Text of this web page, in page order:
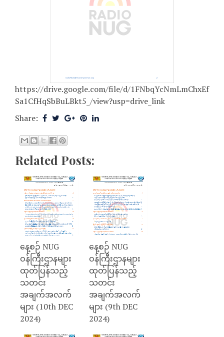
https://drive.google.com/file/d/1FNbqYcNmLmChxEf
Sa1CfHqSbBuLBkt5_/view?usp=drive_link
Share:
Related Posts:
နေ့စဉ် NUG
ဝန်ကြီးဌာနများ
ထုတ်ပြန်သည့်
သတင်း
အချက်အလက်
များ (10th DEC
2024)
နေ့စဉ် NUG
ဝန်ကြီးဌာနများ
ထုတ်ပြန်သည့်
သတင်း
အချက်အလက်
များ (9th DEC
2024)